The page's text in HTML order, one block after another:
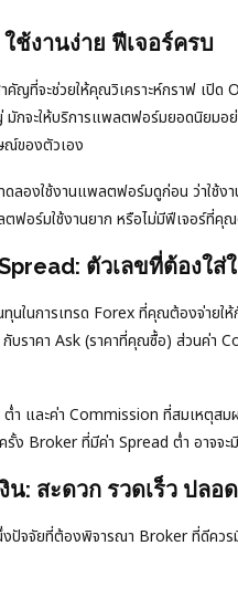
ช้งานง่าย ฟีเจอร์ครบ
คัญที่จะช่วยให้คุณวิเคราะห์กราฟ เปิ
กจะให้บริการแพลตฟอร์มยอดนิย
ณ์ของตัวเอง
องใช้งานแพลตฟอร์มดูก่อน ว่าใช้งา
ฟอร์มใช้งานยาก หรือไม่มีฟีเจอร์ที่
ตัวเลขที่ต้องใส่
นในการเทรด Forex ที่คุณต้องจ่ายใ
บราคา Ask (ราคาที่คุณซื้อ) ส่วนค่า
ำ และค่า Commission ที่สมเหตุส
ง Broker ที่มีค่า Spread ต่ำ อาจจ
น: สะดวก รวดเร็ว ปลอ
ปัจจัยที่ต้องพิจารณา Broker ที่ดีควร